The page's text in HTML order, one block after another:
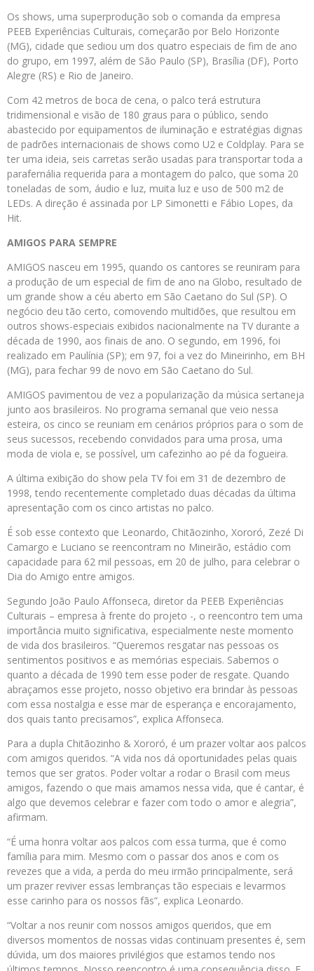
Os shows, uma superprodução sob o comanda da empresa
PEEB Experiências Culturais, começarão por Belo Horizonte
(MG), cidade que sediou um dos quatro especiais de fim de ano
do grupo, em 1997, além de São Paulo (SP), Brasília (DF), Porto
Alegre (RS) e Rio de Janeiro.
Com 42 metros de boca de cena, o palco terá estrutura
tridimensional e visão de 180 graus para o público, sendo
abastecido por equipamentos de iluminação e estratégias dignas
de padrões internacionais de shows como U2 e Coldplay. Para se
ter uma ideia, seis carretas serão usadas para transportar toda a
parafernália requerida para a montagem do palco, que soma 20
toneladas de som, áudio e luz, muita luz e uso de 500 m2 de
LEDs. A direção é assinada por LP Simonetti e Fábio Lopes, da
Hit.
AMIGOS PARA SEMPRE
AMIGOS nasceu em 1995, quando os cantores se reuniram para
a produção de um especial de fim de ano na Globo, resultado de
um grande show a céu aberto em São Caetano do Sul (SP). O
negócio deu tão certo, comovendo multidões, que resultou em
outros shows-especiais exibidos nacionalmente na TV durante a
década de 1990, aos finais de ano. O segundo, em 1996, foi
realizado em Paulínia (SP); em 97, foi a vez do Mineirinho, em BH
(MG), para fechar 99 de novo em São Caetano do Sul.
AMIGOS pavimentou de vez a popularização da música sertaneja
junto aos brasileiros. No programa semanal que veio nessa
esteira, os cinco se reuniam em cenários próprios para o som de
seus sucessos, recebendo convidados para uma prosa, uma
moda de viola e, se possível, um cafezinho ao pé da fogueira.
A última exibição do show pela TV foi em 31 de dezembro de
1998, tendo recentemente completado duas décadas da última
apresentação com os cinco artistas no palco.
É sob esse contexto que Leonardo, Chitãozinho, Xororó, Zezé Di
Camargo e Luciano se reencontram no Mineirão, estádio com
capacidade para 62 mil pessoas, em 20 de julho, para celebrar o
Dia do Amigo entre amigos.
Segundo João Paulo Affonseca, diretor da PEEB Experiências
Culturais – empresa à frente do projeto -, o reencontro tem uma
importância muito significativa, especialmente neste momento
de vida dos brasileiros. “Queremos resgatar nas pessoas os
sentimentos positivos e as memórias especiais. Sabemos o
quanto a década de 1990 tem esse poder de resgate. Quando
abraçamos esse projeto, nosso objetivo era brindar às pessoas
com essa nostalgia e esse mar de esperança e encorajamento,
dos quais tanto precisamos”, explica Affonseca.
Para a dupla Chitãozinho & Xororó, é um prazer voltar aos palcos
com amigos queridos. “A vida nos dá oportunidades pelas quais
temos que ser gratos. Poder voltar a rodar o Brasil com meus
amigos, fazendo o que mais amamos nessa vida, que é cantar, é
algo que devemos celebrar e fazer com todo o amor e alegria”,
afirmam.
“É uma honra voltar aos palcos com essa turma, que é como
família para mim. Mesmo com o passar dos anos e com os
revezes que a vida, a perda do meu irmão principalmente, será
um prazer reviver essas lembranças tão especiais e levarmos
esse carinho para os nossos fãs”, explica Leonardo.
“Voltar a nos reunir com nossos amigos queridos, que em
diversos momentos de nossas vidas continuam presentes é, sem
dúvida, um dos maiores privilégios que estamos tendo nos